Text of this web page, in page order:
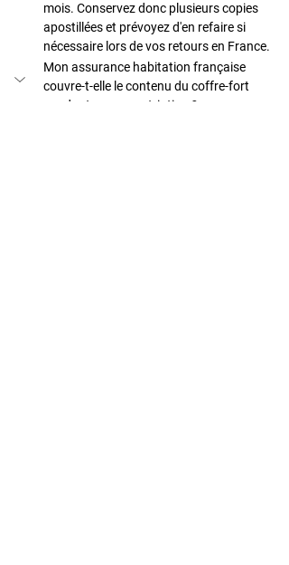
mois. Conservez donc plusieurs copies
apostillées et prévoyez d'en refaire si
nécessaire lors de vos retours en France.
Mon assurance habitation française
couvre-t-elle le contenu du coffre-fort
pendant mon expatriation ?